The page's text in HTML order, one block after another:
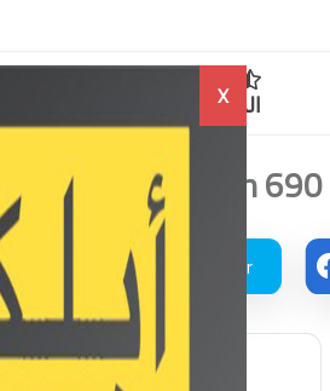
الموبايلات
Twitter
X